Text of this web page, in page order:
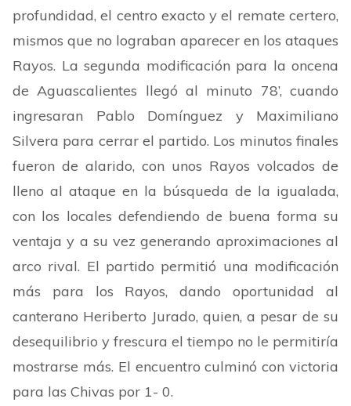
profundidad, el centro exacto y el remate certero,
mismos que no lograban aparecer en los ataques
Rayos. La segunda modificación para la oncena
de Aguascalientes llegó al minuto 78’, cuando
ingresaran Pablo Domínguez y Maximiliano
Silvera para cerrar el partido. Los minutos finales
fueron de alarido, con unos Rayos volcados de
lleno al ataque en la búsqueda de la igualada,
con los locales defendiendo de buena forma su
ventaja y a su vez generando aproximaciones al
arco rival. El partido permitió una modificación
más para los Rayos, dando oportunidad al
canterano Heriberto Jurado, quien, a pesar de su
desequilibrio y frescura el tiempo no le permitiría
mostrarse más. El encuentro culminó con victoria
para las Chivas por 1- 0.